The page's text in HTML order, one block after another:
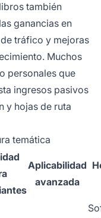
también
ganancias en
tráfico y mejoras
Muchos
personales que
ingresos pasivos
y hojas de ruta
temática
Aplicabilidad
avanzada